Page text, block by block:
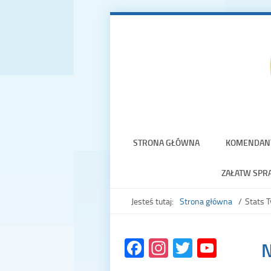
STRONA GŁÓWNA
ZAŁATW
Jesteś tutaj: Strona główna Stats
Facebook
Instagram
Twitter